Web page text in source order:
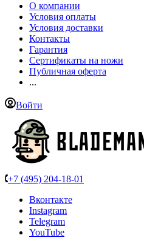
О компании
Условия оплаты
Условия доставки
Контакты
Гарантия
Сертификаты на ножи
Публичная оферта
...
Войти
+7 (495) 204-18-01
Вконтакте
Instagram
Telegram
YouTube